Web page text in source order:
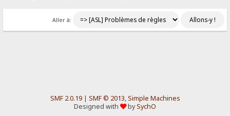
Aller à:
SMF 2.0.19| SMF © 2013,Simple Machines
Designed with
bySychO